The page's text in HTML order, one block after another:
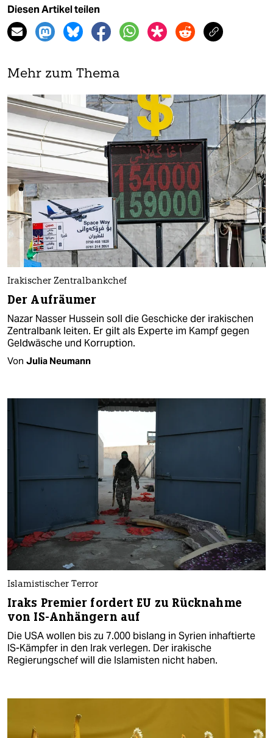
Diesen Artikel teilen
Mehr zum Thema
Irakischer Zentralbankchef
Der Aufräumer
Nazar Nasser Hussein soll die Geschicke der irakischen
Zentralbank leiten. Er gilt als Experte im Kampf gegen
Geldwäsche und Korruption.
Von Julia Neumann
Islamistischer Terror
Iraks Premier fordert EU zu Rücknahme
von IS-Anhängern auf
Die USA wollen bis zu 7.000 bislang in Syrien inhaftierte
IS-Kämpfer in den Irak verlegen. Der irakische
Regierungschef will die Islamisten nicht haben.